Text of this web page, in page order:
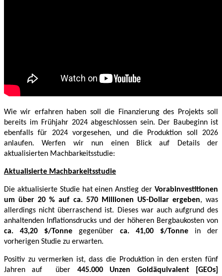
Wie wir erfahren haben soll die Finanzierung des Projekts soll
bereits im Frühjahr 2024 abgeschlossen sein. Der Baubeginn ist
ebenfalls für 2024 vorgesehen, und die Produktion soll 2026
anlaufen. Werfen wir nun einen Blick auf Details der
aktualisierten Machbarkeitsstudie:
Aktualisierte Machbarkeitsstudie
Die aktualisierte Studie hat einen Anstieg der Vorabinvestitionen
um über 20 % auf ca. 570 Millionen US-Dollar ergeben, was
allerdings nicht überraschend ist. Dieses war auch aufgrund des
anhaltenden Inflationsdrucks und der höheren Bergbaukosten von
ca. 43,20 $/Tonne gegenüber ca. 41,00 $/Tonne in der
vorherigen Studie zu erwarten.
Positiv zu vermerken ist, dass die Produktion in den ersten fünf
Jahren auf über 445.000 Unzen Goldäquivalent [GEOs]